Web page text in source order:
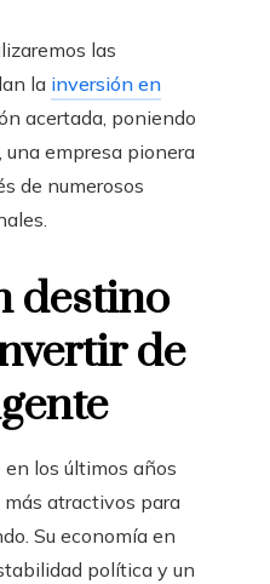
las
la inversión en
acertada, poniendo
, una empresa pionera
de numerosos
destino
de
los últimos años
atractivos para
Su economía en
política y un